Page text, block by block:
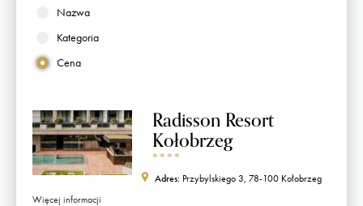
Nazwa
Kategoria
Cena
Radisson Resort
Kołobrzeg
* * * *
Adres: Przybylskiego 3, 78-100 Kołobrzeg
Więcej informacji